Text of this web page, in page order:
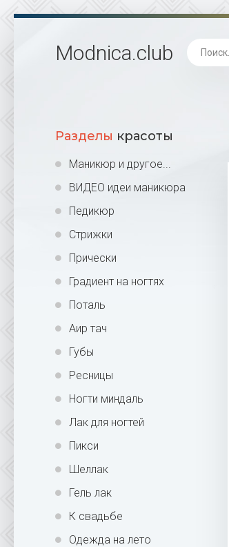
Modnica.club
Разделы красоты
Маникюр и другое...
ВИДЕО идеи маникюра
Педикюр
Стрижки
Прически
Градиент на ногтях
Поталь
Аир тач
Губы
Ресницы
Ногти миндаль
Лак для ногтей
Пикси
Шеллак
Гель лак
К свадьбе
Одежда на лето